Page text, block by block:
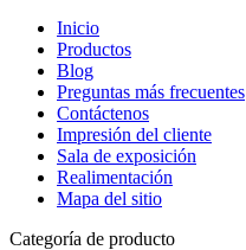
Inicio
Productos
Blog
Preguntas más frecuentes
Contáctenos
Impresión del cliente
Sala de exposición
Realimentación
Mapa del sitio
Categoría de producto